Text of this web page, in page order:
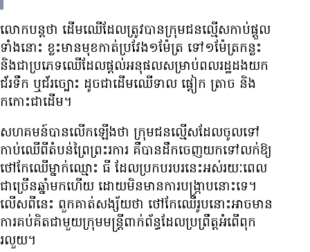
លោក​បន្ត​ថា ដើម​ឈើ​ដែល​ត្រូវ​បាន​ក្រុម​ជនល្មើស​កាប់​ផ្ដួល​
ទាំង​នោះ ខ្លះ​មាន​មុខ​កាត់​ប្រវែង​១​ម៉ែត្រ ទៅ​១​ម៉ែត្រ​កន្លះ
និង​ជា​ប្រភេទ​ឈើ​ដែល​ផ្ដល់​អនុផល​សម្រាប់​ពលរដ្ឋ​ដង​យក​
ជ័រ​ទឹក ឬ​ជ័រច្បោះ ដូចជា​ដើម​ឈើទាល ផ្ដៀក ត្រាច និង​
កកោះ​ជាដើម។
សហគមន៍​បាន​លើកឡើង​ថា ក្រុម​ជនល្មើស​ដែល​ចូល​ទៅ​
កាប់​ឈើ​ពី​តំបន់​ព្រៃ​ព្រះរការ គឺ​បាន​ដឹក​ចេញ​យក​ទៅ​លក់​ឱ្យ​
ថៅកែ​ឈើ​ម្នាក់​ឈ្មោះ ធី ដែល​ប្រកប​របរ​នេះ​អស់រយៈពេល​
ជាច្រើន​ឆ្នាំ​មក​ហើយ ដោយ​មិន​មាន​ការ​បង្ក្រាប​នោះ​ទេ។
លើសពីនេះ ពួកគាត់​សង្ស័យ​ថា ថៅកែ​ឈើ​រូបនោះ​អាច​មាន​
ការ​គប់គិត​ជាមួយ​ក្រុម​មន្ត្រី​ពាក់ព័ន្ធ​ដែល​ប្រព្រឹត្ត​អំពើ​ពុក
រលួយ។